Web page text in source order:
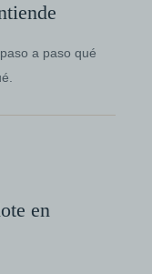
a paso qué
en